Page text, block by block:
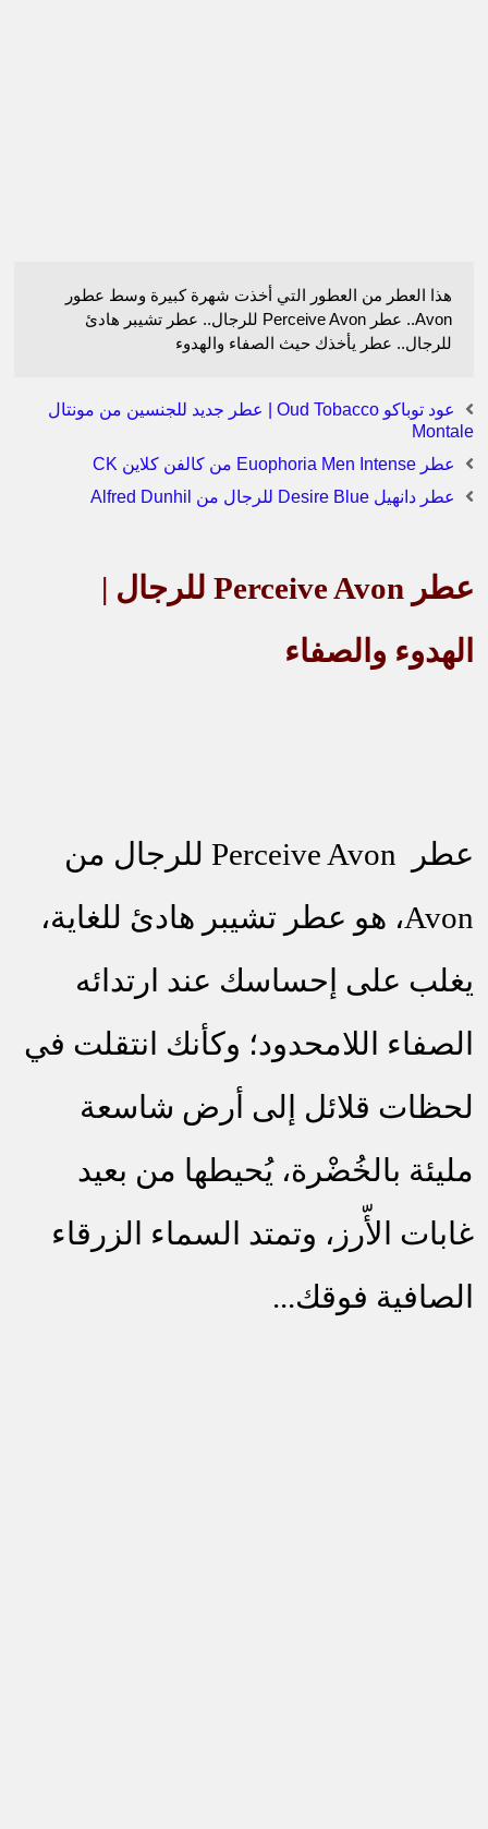
هذا العطر من العطور التي أخذت شهرة كبيرة وسط عطور
Avon.. عطر Perceive Avon للرجال.. عطر تشيبر هادئ
للرجال.. عطر يأخذك حيث الصفاء والهدوء
عود توباكو Oud Tobacco | عطر جديد للجنسين من مونتال
Montale
عطر Euophoria Men Intense من كالفن كلاين CK
عطر دانهيل Desire Blue للرجال من Alfred Dunhil
عطر Perceive Avon للرجال |
الهدوء والصفاء
عطر Perceive Avon للرجال من
Avon، هو عطر تشيبر هادئ للغاية،
يغلب على إحساسك عند ارتدائه
الصفاء اللامحدود؛ وكأنك انتقلت في
لحظات قلائل إلى أرض شاسعة
مليئة بالخُضْرة، يُحيطها من بعيد
غابات الأّرز، وتمتد السماء الزرقاء
الصافية فوقك...